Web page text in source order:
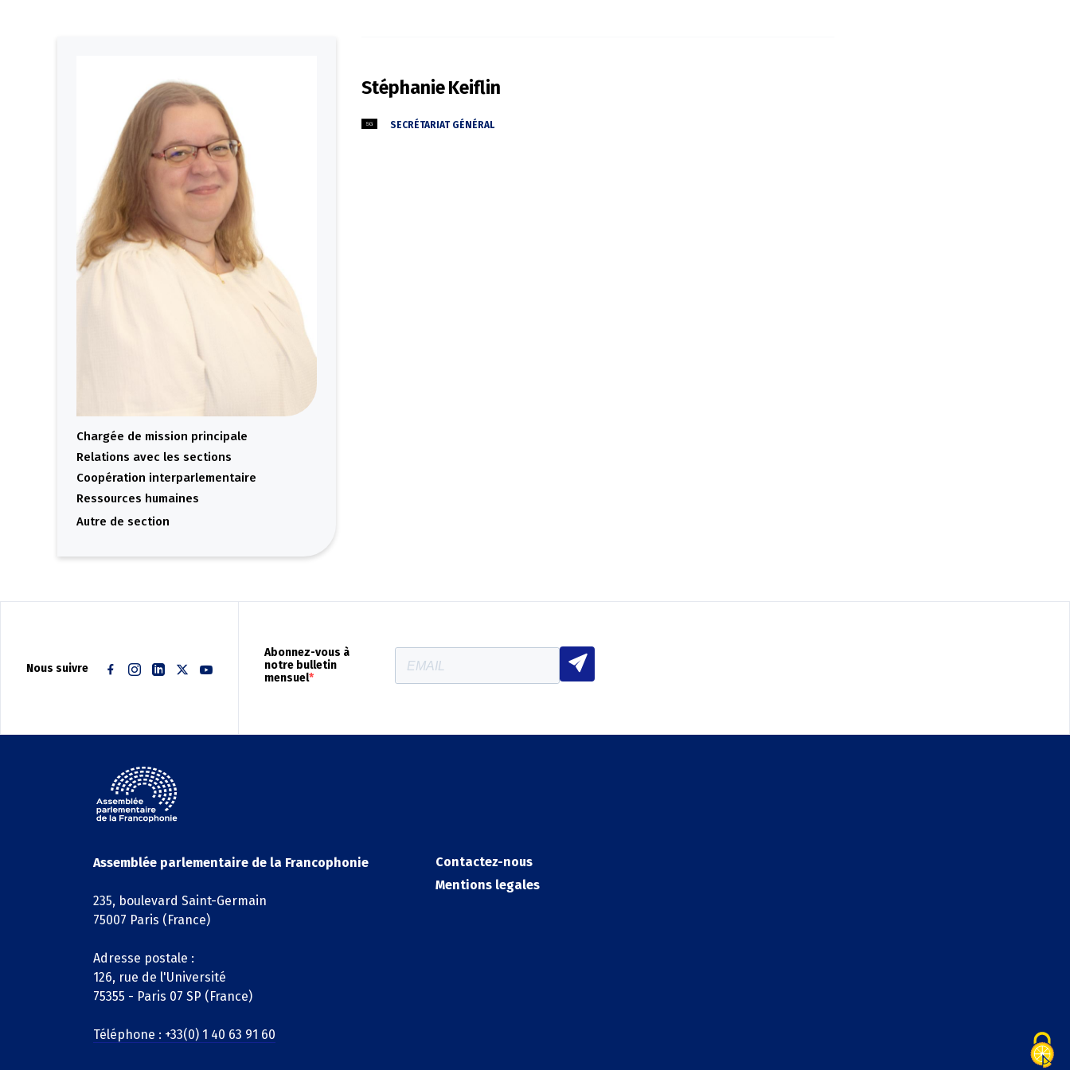
Chargée de mission principale
Relations avec les sections
Coopération interparlementaire
Ressources humaines
Autre
StéphanieKeiflin
SECRÉTARIAT GÉNÉRAL
Nous suivre
Abonnez-vous à
notre bulletin
mensuel
Assemblée parlementaire de la Francophonie
235, boulevard Saint-Germain
75007 Paris (France)
Adresse postale :
126, rue de l'Université
75355 - Paris 07 SP (France)
Téléphone : +33(0) 1 40 63 91 60
Contactez-nous
Mentions legales